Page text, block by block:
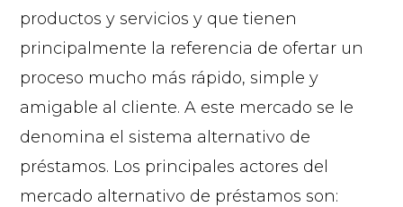
productos y servicios y que tienen
principalmente la referencia de ofertar un
proceso mucho más rápido, simple y
amigable al cliente. A este mercado se le
denomina el sistema alternativo de
préstamos. Los principales actores del
mercado alternativo de préstamos son: